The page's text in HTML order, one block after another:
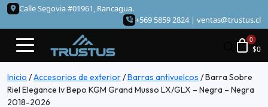
Calle Segovia #01961, Rancagua.
+569 5859 2824 | ventas@trustus.cl
$0
Inicio /Accesorios de exterior/Barras antivuelcos /Barra Sobre
Riel Elegance Iv Bepo KGM Grand Musso LX/GLX – Negra – Negra
2018-2026